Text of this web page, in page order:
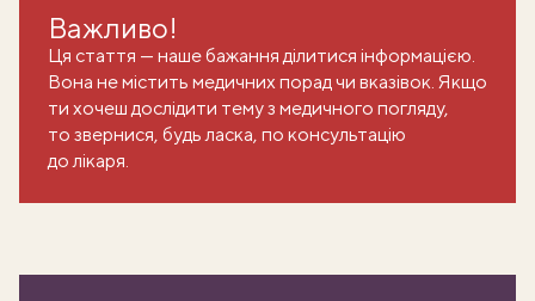
Важливо!
Ця стаття — наше бажання ділитися інформацією.
Вона не містить медичних порад чи вказівок. Якщо
ти хочеш дослідити тему з медичного погляду,
то звернися, будь ласка, по консультацію
до лікаря.